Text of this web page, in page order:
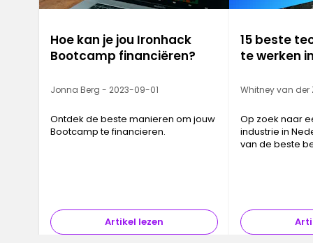
Hoe kan je jou Ironhack
Bootcamp financiëren?
Jonna Berg - 2023-09-01
Ontdek de beste manieren om jouw
Bootcamp te financieren.
Artikel lezen
15 beste
te werken
Whitney van
Op zoek naar
industrie in
van de beste